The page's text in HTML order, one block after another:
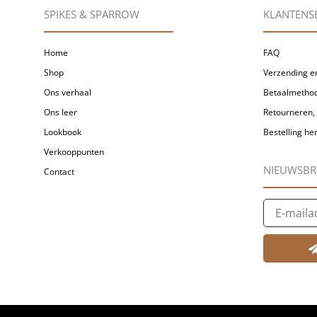
SPIKES & SPARROW
Home
Shop
Ons verhaal
Ons leer
Lookbook
Verkooppunten
Contact
FAQ
Verzending
Bestelling
E-
mailadres